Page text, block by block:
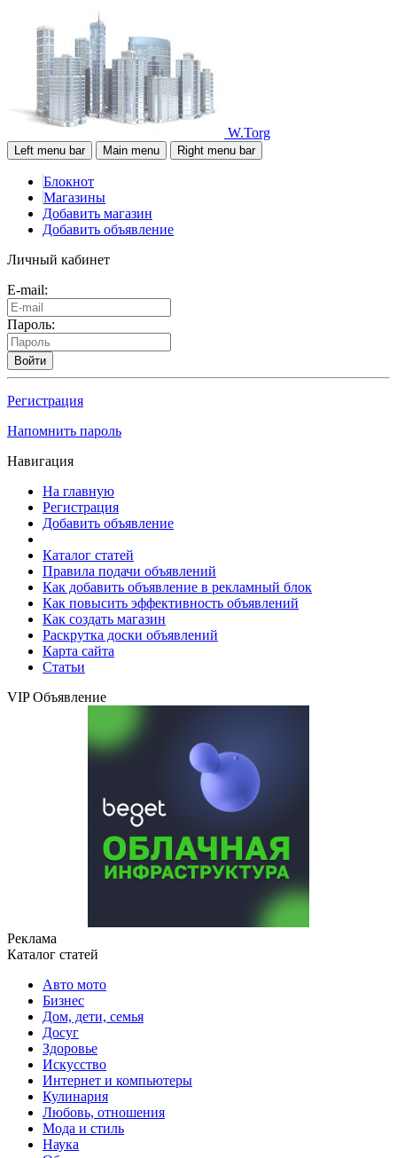
W.Torg
Left menu bar Main menu Right menu bar
Блокнот
Магазины
Добавить магазин
Добавить объявление
Личный кабинет
E-mail:
Пароль:
Войти
Регистрация
Напомнить пароль
Навигация
На главную
Регистрация
Добавить объявление
Каталог статей
Правила подачи объявлений
Как добавить объявление в рекламный блок
Как повысить эффективность объявлений
Как создать магазин
Раскрутка доски объявлений
Карта сайта
Статьи
VIP Объявление
Реклама
Каталог статей
Авто мото
Бизнес
Дом, дети, семья
Досуг
Здоровье
Искусство
Интернет и компьютеры
Кулинария
Любовь, отношения
Мода и стиль
Наука